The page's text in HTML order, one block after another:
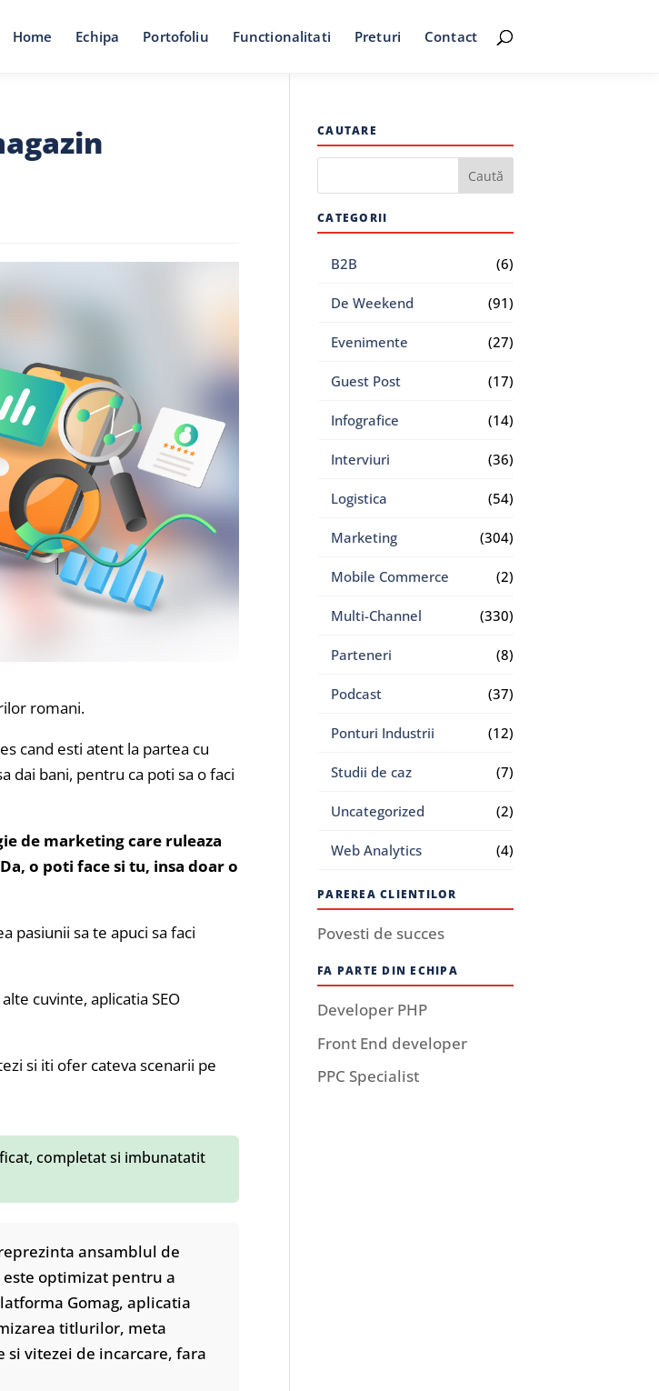
Home Echipa Portofoliu Functionalitati Preturi Contact
romani.
cand esti atent la partea cu
dai bani, pentru ca poti sa o faci
de marketing care ruleaza
o poti face si tu, insa doar o
pasiunii sa te apuci sa faci
cuvinte, aplicatia SEO
si iti ofer cateva scenarii pe
completat si imbunatatit
ansamblul de
optimizat pentru a
Gomag, aplicatia
titlurilor, meta
vitezei de incarcare, fara
CAUTARE
CATEGORII
B2B (6)
De Weekend (91)
Evenimente (27)
Guest Post (17)
Infografice (14)
Interviuri (36)
Logistica (54)
Marketing (304)
Mobile Commerce (2)
Multi-Channel (330)
Parteneri (8)
Podcast (37)
Ponturi Industrii (12)
Studii de caz (7)
Uncategorized (2)
Web Analytics (4)
PAREREA CLIENTILOR
Povesti de succes
FA PARTE DIN ECHIPA
Developer PHP
Front End developer
PPC Specialist